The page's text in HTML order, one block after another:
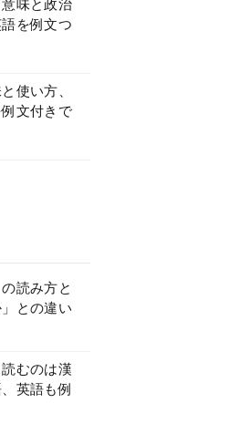
意味と政治
を例文つ
使い方、
文付きで
読み方と
との違い
読むのは漢
英語も例